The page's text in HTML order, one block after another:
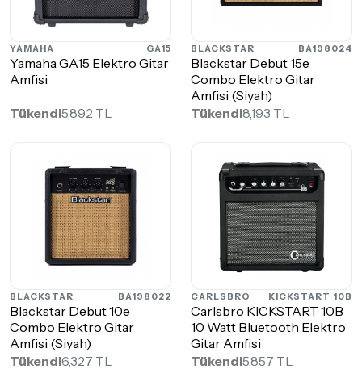
YAMAHA GA15
Yamaha GA15 Elektro Gitar
Amfisi
Tükendi5,892 TL
BLACKSTAR BA198024
Blackstar Debut 15e
Combo Elektro Gitar
Amfisi (Siyah)
Tükendi8,193 TL
BLACKSTAR BA198022
Blackstar Debut 10e
Combo Elektro Gitar
Amfisi (Siyah)
Tükendi6,327 TL
CARLSBRO KICKSTART 10B
Carlsbro KICKSTART 10B
10 Watt Bluetooth Elektro
Gitar Amfisi
Tükendi5,857 TL